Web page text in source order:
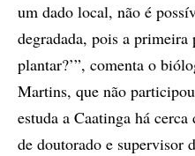
um dado local, não é
degradada, pois a primeira
plantar?’”, comenta o
Martins, que não
estuda a Caatinga há
de doutorado e supervisor